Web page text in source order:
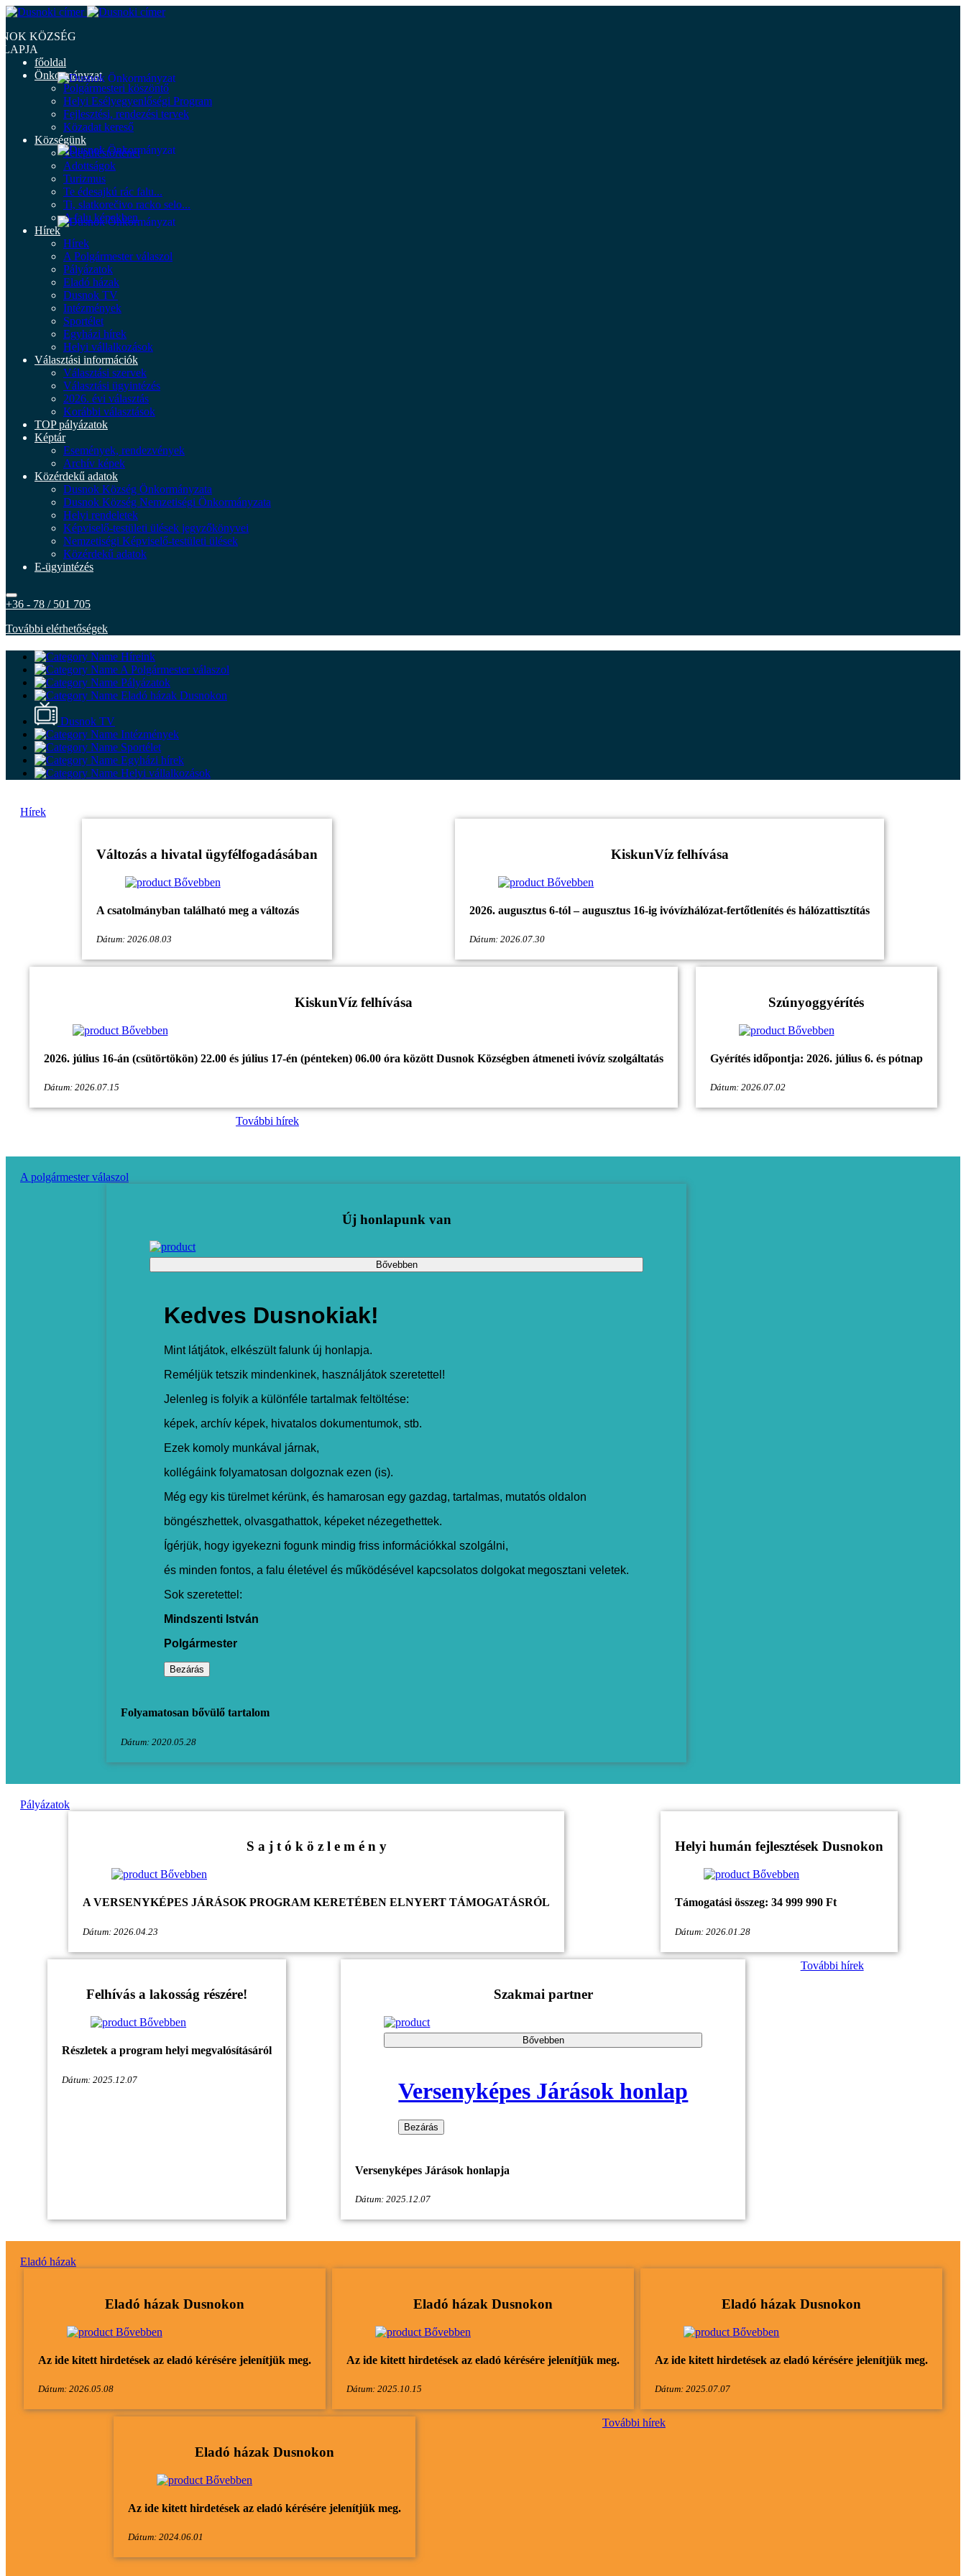
KÖZSÉG
főoldal
Önkormányzat
Polgármesteri köszöntő
Helyi Esélyegyenlőségi Program
Fejlesztési, rendezési tervek
Közadat kereső
Községünk
Településtörténet
Adottságok
Turizmus
Te édesajkú rác falu...
Ti, slatkorečivo racko selo...
A falu képekben
Hírek
Hírek
A Polgármester válaszol
Pályázatok
Eladó házak
Dusnok TV
Intézmények
Sportélet
Egyházi hírek
Helyi vállalkozások
Választási információk
Választási szervek
Választási ügyintézés
2026. évi választás
Korábbi választások
TOP pályázatok
Képtár
Események, rendezvények
Archív képek
Közérdekű adatok
Dusnok Község Önkormányzata
Dusnok Község Nemzetiségi Önkormányzata
Helyi rendeletek
Képviselő-testületi ülések jegyzőkönyvei
Nemzetiségi Képviselő-testületi ülések
Közérdekű adatok
E-ügyintézés
+36 - 78 / 501 705
További elérhetőségek
Híreink
A Polgármester válaszol
Pályázatok
Eladó házak Dusnokon
Dusnok TV
Intézmények
Sportélet
Egyházi hírek
Helyi vállalkozások
Hírek
Változás a hivatal ügyfélfogadásában
Bővebben
A csatolmányban található meg a változás
Dátum: 2026.08.03
KiskunVíz felhívása
Bővebben
2026. augusztus 6-tól – augusztus 16-ig ivóvízhálózat-fertőtlenítés és hálózattisztítás
Dátum: 2026.07.30
KiskunVíz felhívása
Bővebben
2026. július 16-án (csütörtökön) 22.00 és július 17-én (pénteken) 06.00 óra között Dusnok Községben átmeneti ivóvíz szolgáltatás
Dátum: 2026.07.15
Szúnyoggyérítés
Bővebben
Gyérítés időpontja: 2026. július 6. és pótnap
Dátum: 2026.07.02
További hírek
A polgármester válaszol
Új honlapunk van
Bővebben
Kedves Dusnokiak!
Mint látjátok, elkészült falunk új honlapja.
Reméljük tetszik mindenkinek, használjátok szeretettel!
Jelenleg is folyik a különféle tartalmak feltöltése:
képek, archív képek, hivatalos dokumentumok, stb.
Ezek komoly munkával járnak,
kollégáink folyamatosan dolgoznak ezen (is).
Még egy kis türelmet kérünk, és hamarosan egy gazdag, tartalmas, mutatós oldalon
böngészhettek, olvasgathattok, képeket nézegethettek.
Ígérjük, hogy igyekezni fogunk mindig friss információkkal szolgálni,
és minden fontos, a falu életével és működésével kapcsolatos dolgokat megosztani veletek.
Sok szeretettel:
Mindszenti István
Polgármester
Bezárás
Folyamatosan bővülő tartalom
Dátum: 2020.05.28
Pályázatok
S a j t ó k ö z l e m é n y
Bővebben
A VERSENYKÉPES JÁRÁSOK PROGRAM KERETÉBEN ELNYERT TÁMOGATÁSRÓL
Dátum: 2026.04.23
Helyi humán fejlesztések Dusnokon
Bővebben
Támogatási összeg: 34 999 990 Ft
Dátum: 2026.01.28
Felhívás a lakosság részére!
Bővebben
Részletek a program helyi megvalósításáról
Dátum: 2025.12.07
Szakmai partner
Bővebben
Versenyképes Járások honlap
Bezárás
Versenyképes Járások honlapja
Dátum: 2025.12.07
További hírek
Eladó házak
Eladó házak Dusnokon
Bővebben
Az ide kitett hirdetések az eladó kérésére jelenítjük meg.
Dátum: 2026.05.08
Eladó házak Dusnokon
Bővebben
Az ide kitett hirdetések az eladó kérésére jelenítjük meg.
Dátum: 2025.10.15
Eladó házak Dusnokon
Bővebben
Az ide kitett hirdetések az eladó kérésére jelenítjük meg.
Dátum: 2025.07.07
Eladó házak Dusnokon
Bővebben
Az ide kitett hirdetések az eladó kérésére jelenítjük meg.
Dátum: 2024.06.01
További hírek